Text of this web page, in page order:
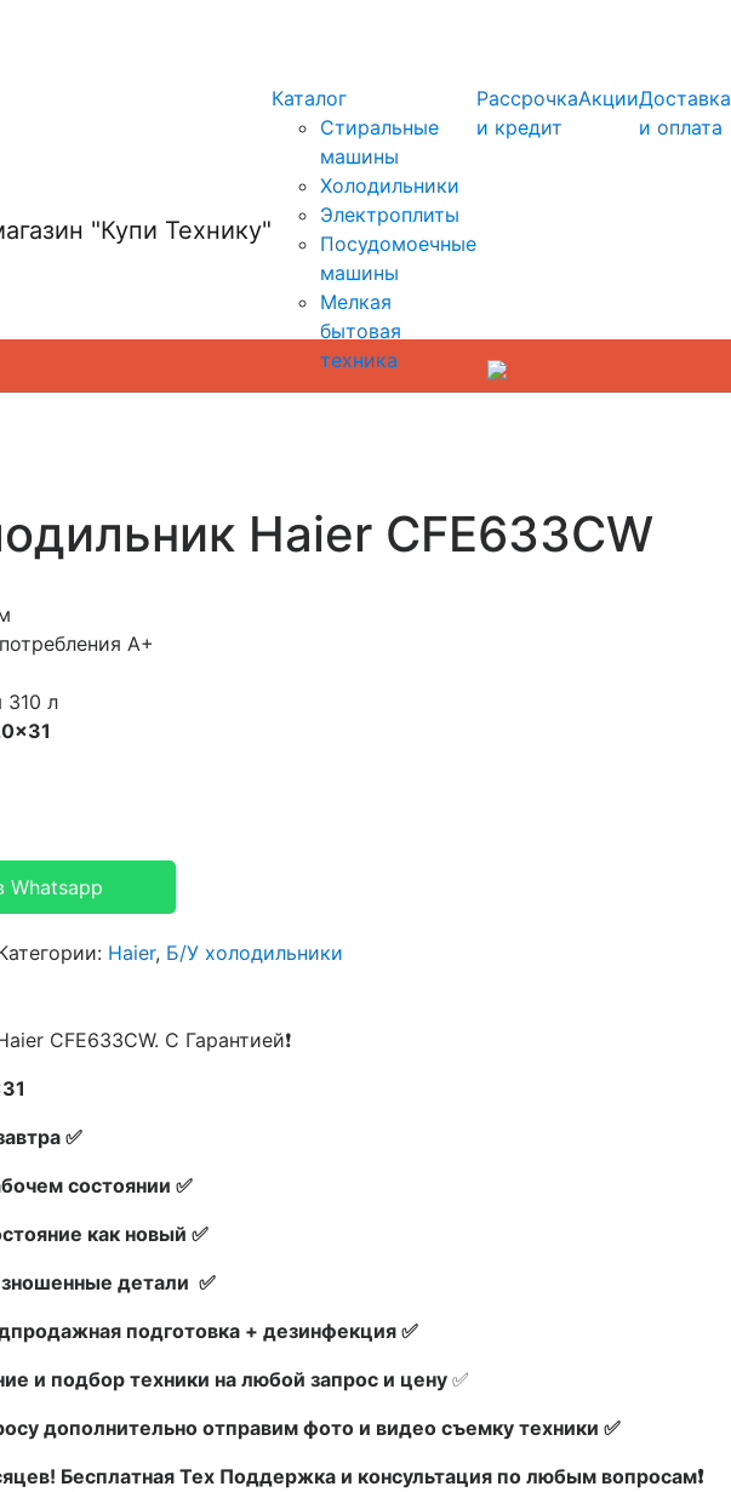
Каталог
Стиральные
машины
Холодильники
Электроплиты
Посудомоечные
машины
Мелкая
бытовая
техника
Рассрочка
и кредит
АкцииДоставка
и оплата
Haier CFE633CW
A+
л
Whatsapp
Haier, Б/У холодильники
CFE633CW. С Гарантией❗
✅
состоянии ✅
как новый ✅
детали ✅
подготовка + дезинфекция ✅
и подбор техники на любой запрос и цену ✅
дополнительно отправим фото и видео съемку техники ✅
Бесплатная Тех Поддержка и консультация по любым вопросам❗